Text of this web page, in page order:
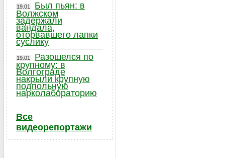
19.01
Был пьян: в
Волжском
задержали
вандала,
оторвавшего лапки
суслику
19.01
Разошелся по
крупному: в
Волгограде
накрыли крупную
подпольную
нарколабораторию
Все
видеорепортажи